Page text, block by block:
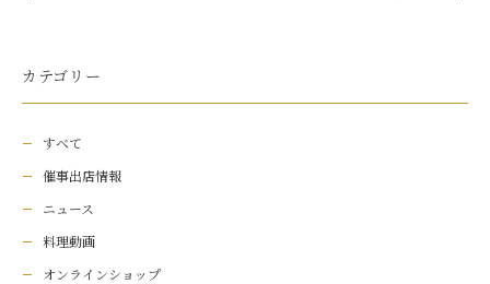
カテゴリー
すべて
催事出店情報
ニュース
料理動画
オンラインショップ